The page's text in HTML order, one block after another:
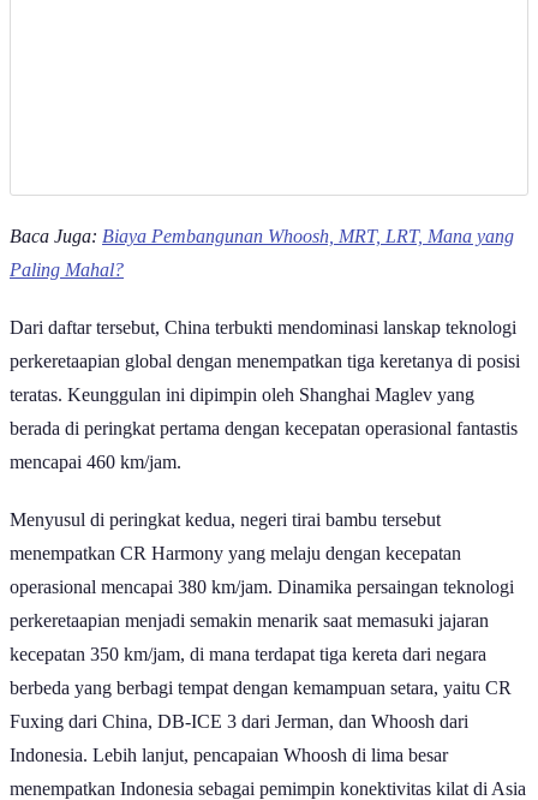
Baca Juga: Biaya Pembangunan Whoosh, MRT, LRT, Mana yang
Paling Mahal?
Dari daftar tersebut, China terbukti mendominasi lanskap teknologi
perkeretaapian global dengan menempatkan tiga keretanya di posisi
teratas. Keunggulan ini dipimpin oleh Shanghai Maglev yang
berada di peringkat pertama dengan kecepatan operasional fantastis
mencapai 460 km/jam.
Menyusul di peringkat kedua, negeri tirai bambu tersebut
menempatkan CR Harmony yang melaju dengan kecepatan
operasional mencapai 380 km/jam. Dinamika persaingan teknologi
perkeretaapian menjadi semakin menarik saat memasuki jajaran
kecepatan 350 km/jam, di mana terdapat tiga kereta dari negara
berbeda yang berbagi tempat dengan kemampuan setara, yaitu CR
Fuxing dari China, DB-ICE 3 dari Jerman, dan Whoosh dari
Indonesia. Lebih lanjut, pencapaian Whoosh di lima besar
menempatkan Indonesia sebagai pemimpin konektivitas kilat di Asia